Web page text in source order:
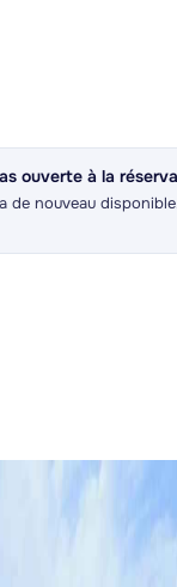
ouverte à la
de nouveau